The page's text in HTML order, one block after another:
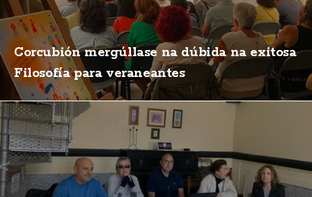
Corcubión mergúllase na dúbida na exitosa
Filosofía para veraneantes